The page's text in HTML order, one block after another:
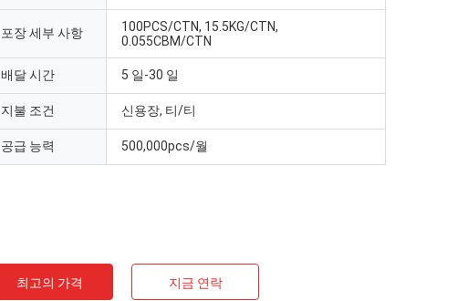
포장 세부 사항
100PCS/CTN, 15.5KG/CTN,
0.055CBM/CTN
배달 시간 5 일-30 일
지불 조건 신용장, 티/티
공급 능력 500,000pcs/월
최고의 가격 지금 연락